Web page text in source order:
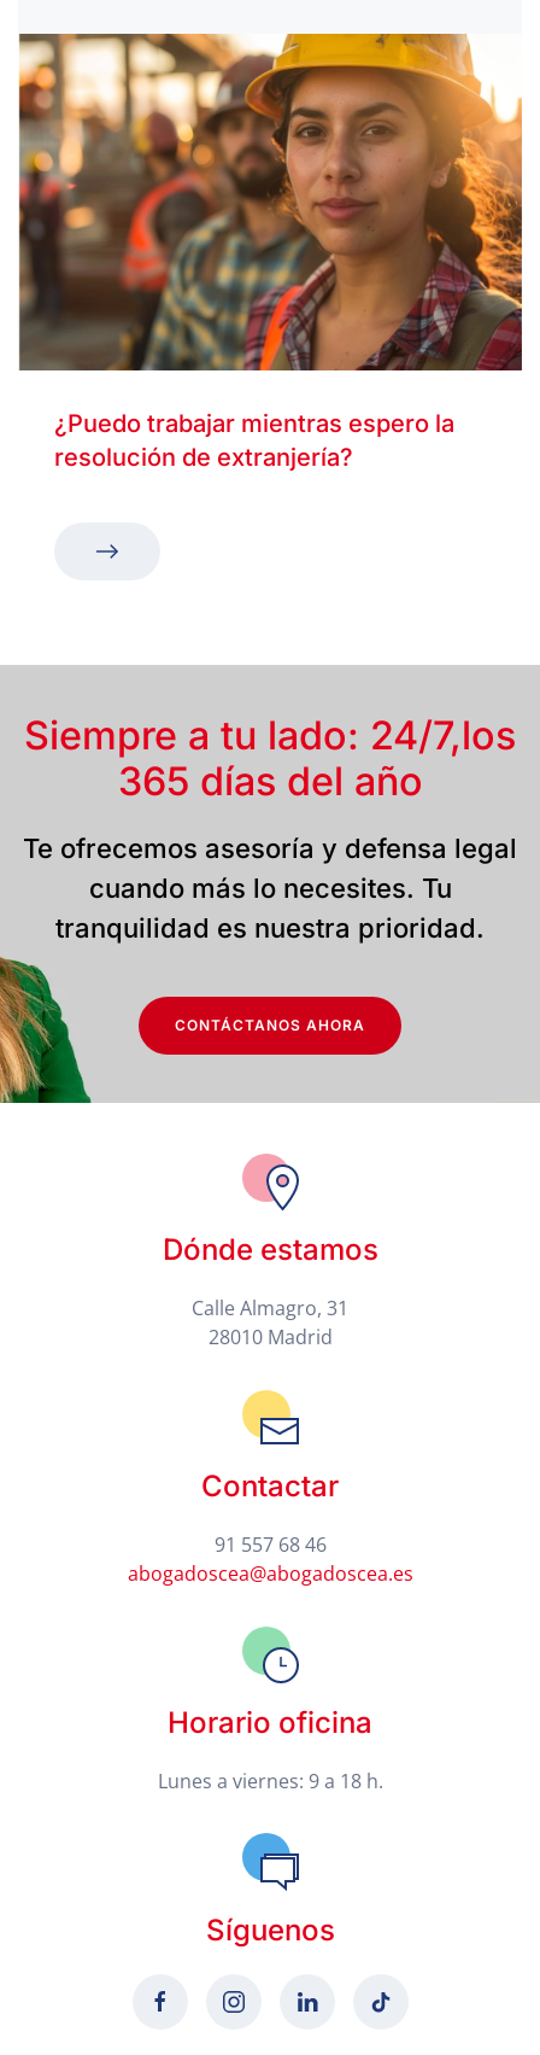
¿Puedo trabajar mientras espero la
resolución de extranjería?
Siempre a tu lado: 24/7,los
365 días del año
Te ofrecemos asesoría y defensa legal
cuando más lo necesites. Tu
tranquilidad es nuestra prioridad.
CONTÁCTANOS AHORA
Dónde estamos
Calle Almagro, 31
28010 Madrid
Contactar
91 557 68 46
abogadoscea@abogadoscea.es
Horario oficina
Lunes a viernes: 9 a 18 h.
Síguenos